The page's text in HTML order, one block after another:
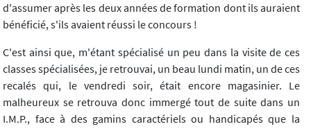
d'assumer après les deux années de formation dont ils auraient
bénéficié, s'ils avaient réussi le concours !
C'est ainsi que, m'étant spécialisé un peu dans la visite de ces
classes spécialisées, je retrouvai, un beau lundi matin, un de ces
recalés qui, le vendredi soir, était encore magasinier. Le
malheureux se retrouva donc immergé tout de suite dans un
I.M.P., face à des gamins caractériels ou handicapés que la